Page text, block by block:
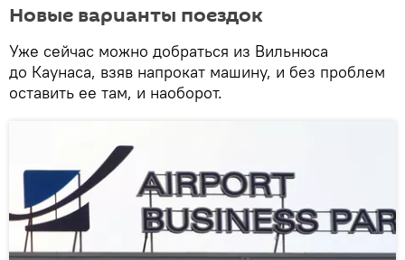
Новые варианты поездок
Уже сейчас можно добраться из Вильнюса
до Каунаса, взяв напрокат машину, и без проблем
оставить ее там, и наоборот.